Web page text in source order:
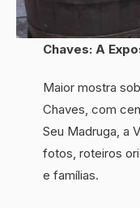
Chaves: A
Maior mostra
Chaves, com
Seu Madruga, a
fotos, roteiros
e famílias.